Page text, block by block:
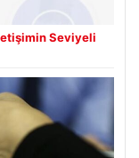
Seviyeli